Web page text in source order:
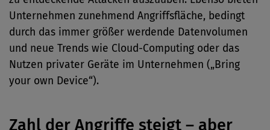
Unternehmen zunehmend Angriffsfläche, bedingt
durch das immer größer werdende Datenvolumen
und neue Trends wie Cloud-Computing oder das
Nutzen privater Geräte im Unternehmen („Bring
your own Device“).
Zahl der Angriffe steigt – aber